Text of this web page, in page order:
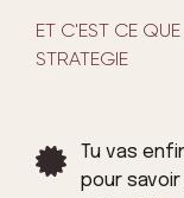
ET C'EST CE
STRATEGIE
Tu vas
pour